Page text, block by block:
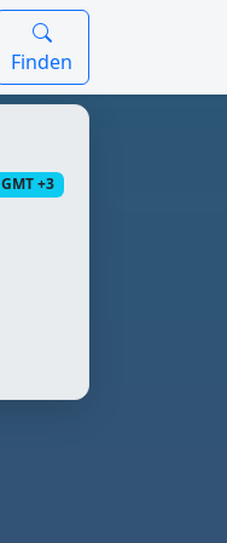
Finden
GMT +3